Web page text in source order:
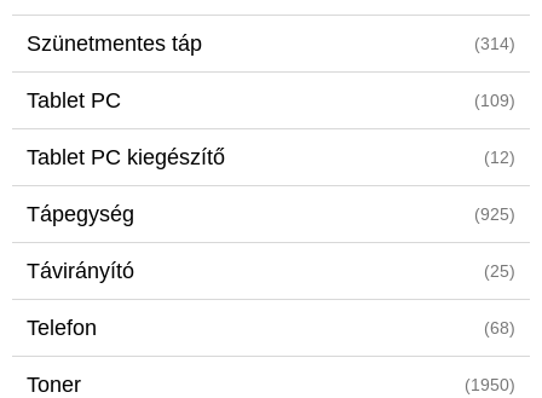
Szünetmentes táp (314)
Tablet PC (109)
Tablet PC kiegészítő (12)
Tápegység (925)
Távirányító (25)
Telefon (68)
Toner (1950)